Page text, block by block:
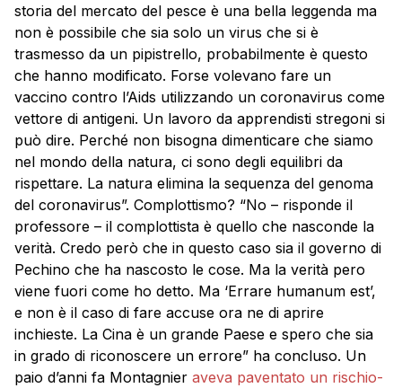
storia del mercato del pesce è una bella leggenda ma
non è possibile che sia solo un virus che si è
trasmesso da un pipistrello, probabilmente è questo
che hanno modificato. Forse volevano fare un
vaccino contro l’Aids utilizzando un coronavirus come
vettore di antigeni. Un lavoro da apprendisti stregoni si
può dire. Perché non bisogna dimenticare che siamo
nel mondo della natura, ci sono degli equilibri da
rispettare. La natura elimina la sequenza del genoma
del coronavirus”. Complottismo? “No – risponde il
professore – il complottista è quello che nasconde la
verità. Credo però che in questo caso sia il governo di
Pechino che ha nascosto le cose. Ma la verità pero
viene fuori come ho detto. Ma ‘Errare humanum est’,
e non è il caso di fare accuse ora ne di aprire
inchieste. La Cina è un grande Paese e spero che sia
in grado di riconoscere un errore” ha concluso. Un
paio d’anni fa Montagnier aveva paventato un rischio-